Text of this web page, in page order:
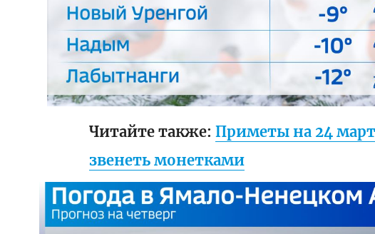
Читайте также:Приметы на 24
звенеть монетками